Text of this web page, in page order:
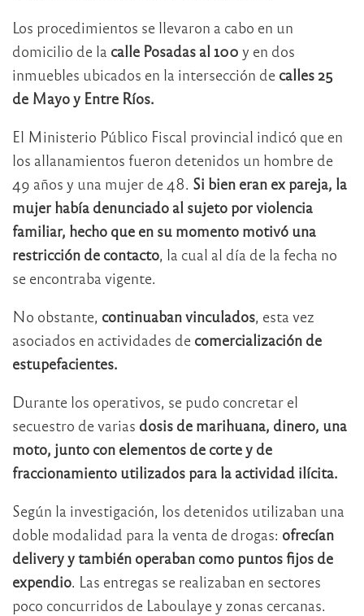
Los procedimientos se llevaron a cabo en un
domicilio de la calle Posadas al 100 y en dos
inmuebles ubicados en la intersección de calles 25
de Mayo y Entre Ríos.
El Ministerio Público Fiscal provincial indicó que en
los allanamientos fueron detenidos un hombre de
49 años y una mujer de 48. Si bien eran ex pareja, la
mujer había denunciado al sujeto por violencia
familiar, hecho que en su momento motivó una
restricción de contacto, la cual al día de la fecha no
se encontraba vigente.
No obstante, continuaban vinculados, esta vez
asociados en actividades de comercialización de
estupefacientes.
Durante los operativos, se pudo concretar el
secuestro de varias dosis de marihuana, dinero, una
moto, junto con elementos de corte y de
fraccionamiento utilizados para la actividad ilícita.
Según la investigación, los detenidos utilizaban una
doble modalidad para la venta de drogas: ofrecían
delivery y también operaban como puntos fijos de
expendio. Las entregas se realizaban en sectores
poco concurridos de Laboulaye y zonas cercanas.